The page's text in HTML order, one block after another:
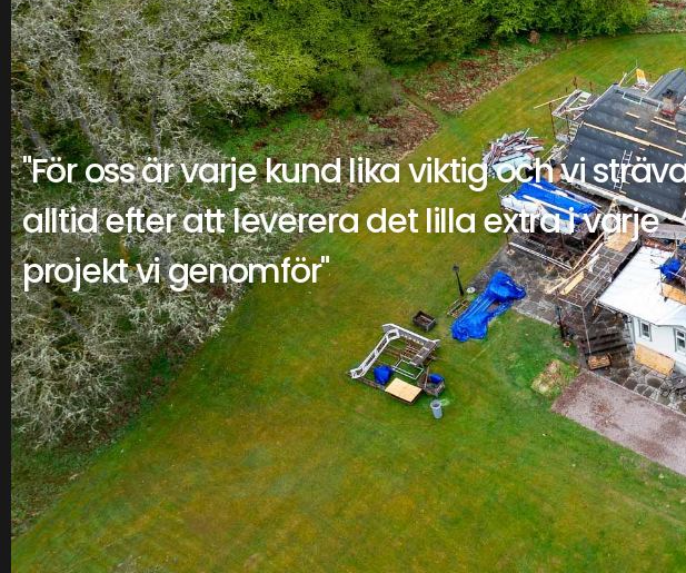
"För oss är varje kund lika viktig och vi
alltid efter att leverera det lilla extra i varje
projekt vi genomför"